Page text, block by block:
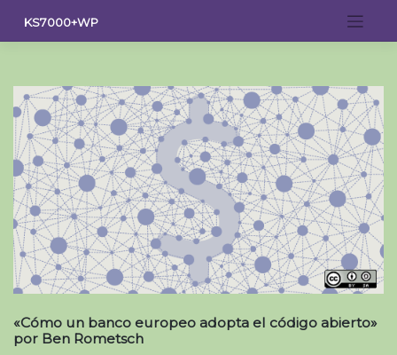
contenido
KS7000+WP
«Cómo un banco europeo adopta el código abierto»
por Ben Rometsch